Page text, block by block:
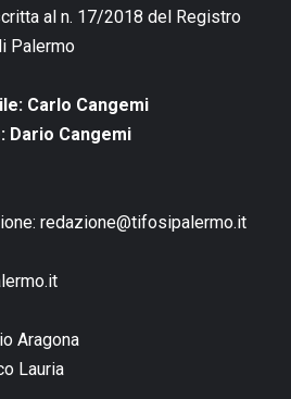
al n. 17/2018 del Registro
Palermo
Carlo Cangemi
Dario Cangemi
redazione@tifosipalermo.it
Aragona
Lauria